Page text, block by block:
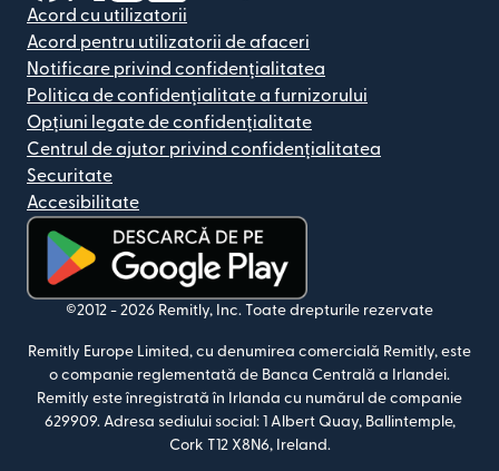
Acord cu utilizatorii
Acord pentru utilizatorii de afaceri
Notificare privind confidențialitatea
Politica de confidențialitate a furnizorului
Opțiuni legate de confidențialitate
Centrul de ajutor privind confidențialitatea
Securitate
Accesibilitate
(se deschide într-o fereastră nouă)
©2012 - 2026 Remitly, Inc. Toate drepturile rezervate
Remitly Europe Limited, cu denumirea comercială Remitly, este
o companie reglementată de Banca Centrală a Irlandei.
Remitly este înregistrată în Irlanda cu numărul de companie
629909. Adresa sediului social: 1 Albert Quay, Ballintemple,
Cork T12 X8N6, Ireland.